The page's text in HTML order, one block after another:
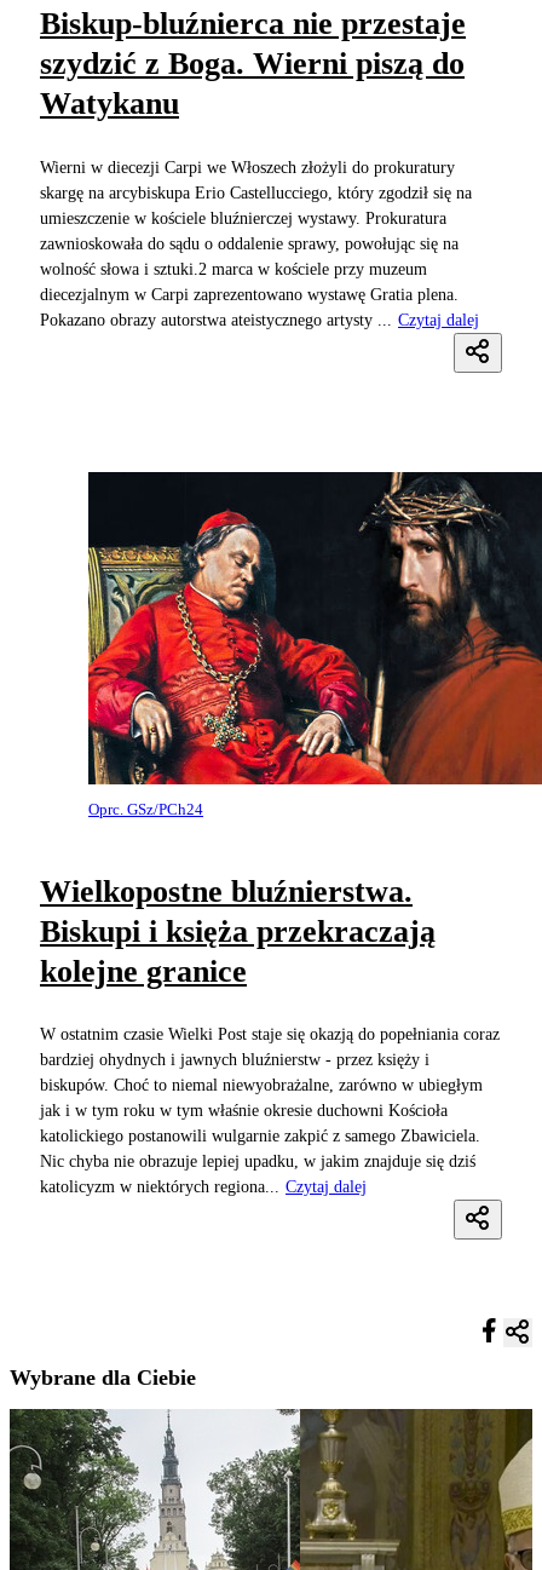
Biskup-bluźnierca nie przestaje
szydzić z Boga. Wierni piszą do
Watykanu
Wierni w diecezji Carpi we Włoszech złożyli do prokuratury
skargę na arcybiskupa Erio Castellucciego, który zgodził się na
umieszczenie w kościele bluźnierczej wystawy. Prokuratura
zawnioskowała do sądu o oddalenie sprawy, powołując się na
wolność słowa i sztuki.2 marca w kościele przy muzeum
diecezjalnym w Carpi zaprezentowano wystawę Gratia plena.
Pokazano obrazy autorstwa ateistycznego artysty ...
Czytaj dalej
Oprc. GSz/PCh24
Wielkopostne bluźnierstwa.
Biskupi i księża przekraczają
kolejne granice
W ostatnim czasie Wielki Post staje się okazją do popełniania coraz
bardziej ohydnych i jawnych bluźnierstw - przez księży i
biskupów. Choć to niemal niewyobrażalne, zarówno w ubiegłym
jak i w tym roku w tym właśnie okresie duchowni Kościoła
katolickiego postanowili wulgarnie zakpić z samego Zbawiciela.
Nic chyba nie obrazuje lepiej upadku, w jakim znajduje się dziś
katolicyzm w niektórych regiona... Czytaj dalej
Wybrane dla Ciebie